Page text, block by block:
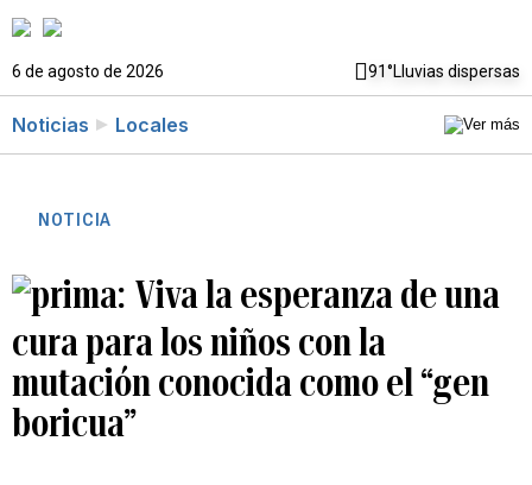
6 de agosto de 2026 91°Lluvias dispersas
Noticias Locales
NOTICIA
Viva la esperanza de una
cura para los niños con la
mutación conocida como el “gen
boricua”